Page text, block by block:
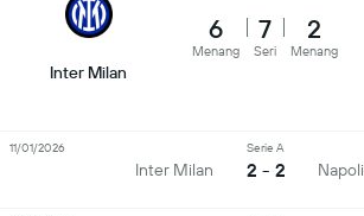
Inter Milan
6
Menang
7
Seri
2
Menang
Inter Milan
Serie A
2 - 2 Napoli
11/01/2026